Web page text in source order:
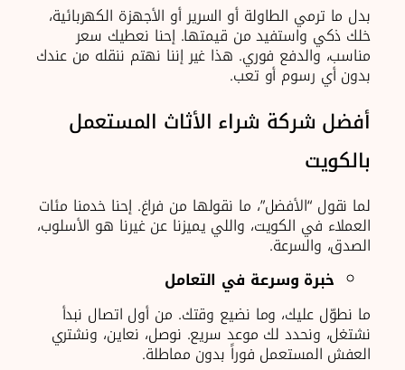
بدل ما ترمي الطاولة أو السرير أو الأجهزة الكهربائية،
خلك ذكي واستفيد من قيمتها. إحنا نعطيك سعر
مناسب، والدفع فوري. هذا غير إننا نهتم ننقله من عندك
بدون أي رسوم أو تعب.
أفضل شركة شراء الأثاث المستعمل
بالكويت
لما نقول “الأفضل”، ما نقولها من فراغ. إحنا خدمنا مئات
العملاء في الكويت، واللي يميزنا عن غيرنا هو الأسلوب،
الصدق، والسرعة.
خبرة وسرعة في التعامل
ما نطوّل عليك، وما نضيع وقتك. من أول اتصال نبدأ
نشتغل، ونحدد لك موعد سريع. نوصل، نعاين، ونشتري
العفش المستعمل فوراً بدون مماطلة.